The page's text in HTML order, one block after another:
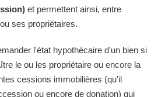
et permettent ainsi, entre
ses propriétaires.
l'état hypothécaire d'un bien si
le ou les propriétaire ou encore la
cessions immobilières (qu'il
ou encore de donation) qui